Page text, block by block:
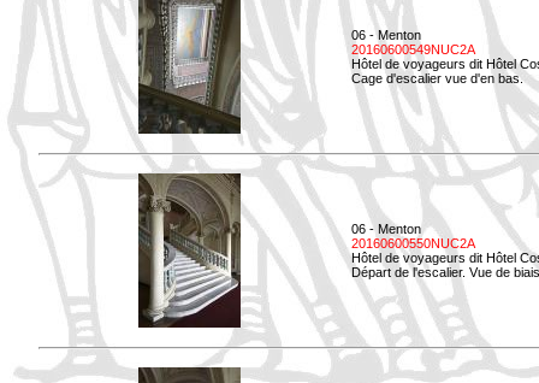
06 - Menton
20160600549NUC2A
Hôtel de voyageurs dit Hôtel
Cage d'escalier vue d'en bas.
06 - Menton
20160600550NUC2A
Hôtel de voyageurs dit Hôtel
Départ de l'escalier. Vue de